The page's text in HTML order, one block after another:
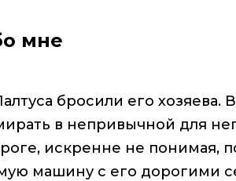
мне
бросили его хозяева.
в непривычной для
искренне не понимая,
машину с его дорогими